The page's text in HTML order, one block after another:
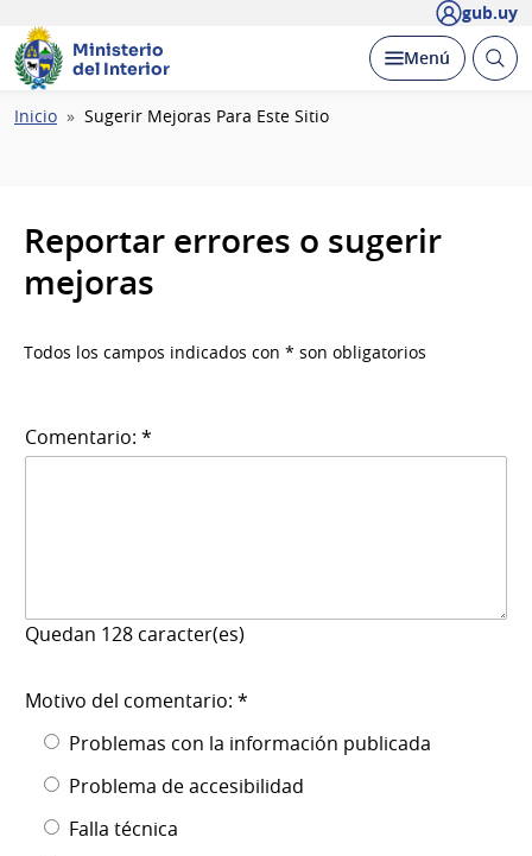
gub.uy
Ministerio
del Interior
Desplegar
Menú Abrir
Ruta
Inicio Sugerir Mejoras Para Este Sitio
Reportar errores o sugerir
mejoras
Todos los campos indicados con * son obligatorios
Comentario: *
Quedan 128 caracter(es)
Motivo del comentario: *
Problemas con la información publicada
Problema de accesibilidad
Falla técnica